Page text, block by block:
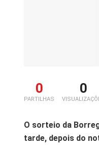
0
PARTILHAS
0
O sorteio da
tarde, depois do